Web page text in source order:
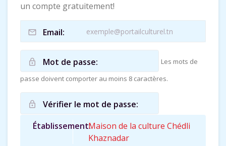
un compte gratuitement!
mail_outline Email:
lock_outline Mot de passe:
Les mots de
passe doivent comporter au moins 8 caractères.
lock_outline
Vérifier le mot de passe:
ÉtablissementMaison de la culture Chédli
Khaznadar